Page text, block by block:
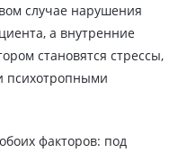
случае нарушения
а внутренние
становятся стрессы,
психотропными
факторов: под